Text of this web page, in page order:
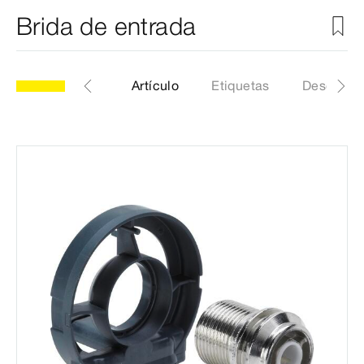
Brida de entrada
6161.105 Artículo Etiquetas